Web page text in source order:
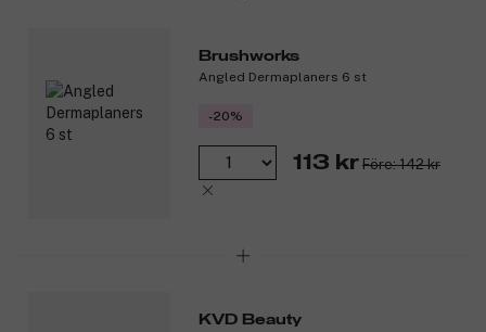
Brushworks
Angled Dermaplaners 6 st
-20%
113 kr Före: 142 kr
KVD Beauty